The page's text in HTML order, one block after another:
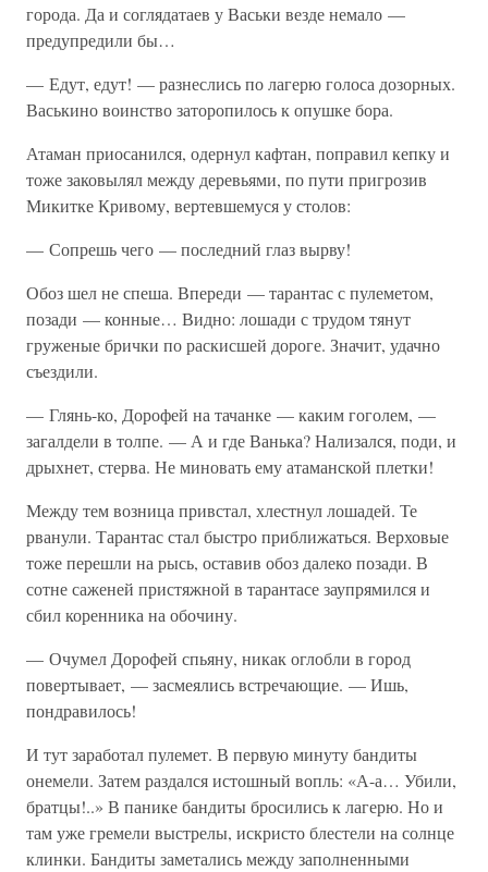
города. Да и соглядатаев у Васьки везде немало —
предупредили бы…
— Едут, едут! — разнеслись по лагерю голоса дозорных.
Васькино воинство заторопилось к опушке бора.
Атаман приосанился, одернул кафтан, поправил кепку и
тоже заковылял между деревьями, по пути пригрозив
Микитке Кривому, вертевшемуся у столов:
— Сопрешь чего — последний глаз вырву!
Обоз шел не спеша. Впереди — тарантас с пулеметом,
позади — конные… Видно: лошади с трудом тянут
груженые брички по раскисшей дороге. Значит, удачно
съездили.
— Глянь-ко, Дорофей на тачанке — каким гоголем, —
загалдели в толпе. — А и где Ванька? Нализался, поди, и
дрыхнет, стерва. Не миновать ему атаманской плетки!
Между тем возница привстал, хлестнул лошадей. Те
рванули. Тарантас стал быстро приближаться. Верховые
тоже перешли на рысь, оставив обоз далеко позади. В
сотне саженей пристяжной в тарантасе заупрямился и
сбил коренника на обочину.
— Очумел Дорофей спьяну, никак оглобли в город
повертывает, — засмеялись встречающие. — Ишь,
пондравилось!
И тут заработал пулемет. В первую минуту бандиты
онемели. Затем раздался истошный вопль: «А-а… Убили,
братцы!..» В панике бандиты бросились к лагерю. Но и
там уже гремели выстрелы, искристо блестели на солнце
клинки. Бандиты заметались между заполненными